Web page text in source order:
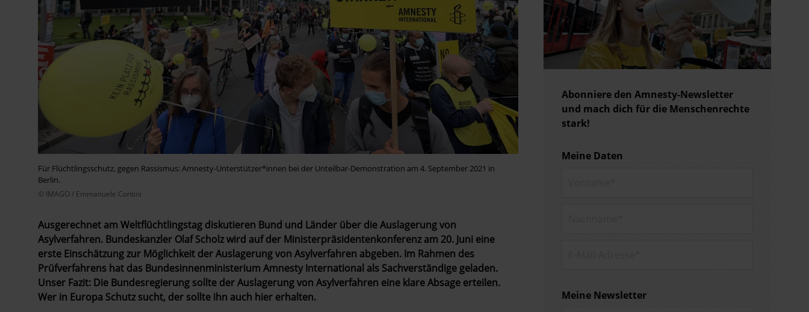
Für Flüchtlingsschutz, gegen Rassismus: Amnesty-Unterstützer*innen bei der Unteilbar-Demonstration am 4. September 2021 in
Berlin.
© IMAGO / Emmanuele Contini
Ausgerechnet am Weltflüchtlingstag diskutieren Bund und Länder über die Auslagerung von
Asylverfahren. Bundeskanzler Olaf Scholz wird auf der Ministerpräsidentenkonferenz am 20. Juni eine
erste Einschätzung zur Möglichkeit der Auslagerung von Asylverfahren abgeben. Im Rahmen des
Prüfverfahrens hat das Bundesinnenministerium Amnesty International als Sachverständige geladen.
Unser Fazit: Die Bundesregierung sollte der Auslagerung von Asylverfahren eine klare Absage erteilen.
Wer in Europa Schutz sucht, der sollte ihn auch hier erhalten.
Abonniere den Amnesty-Newsletter
und mach dich für die Menschenrechte
stark!
Meine Daten
Meine Newsletter